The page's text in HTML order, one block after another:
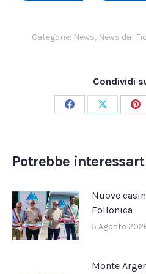
Categorie: News, News dal
Condividi
CondividiCondividi
Potrebbe
Nuove
Follonica
5 Agosto
Monte